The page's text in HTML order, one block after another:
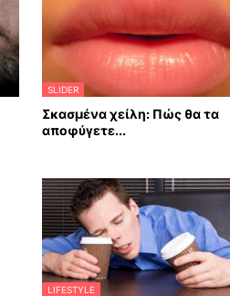
SLIDER
Σκασμένα χείλη: Πώς θα τα
αποφύγετε...
LIFESTYLE